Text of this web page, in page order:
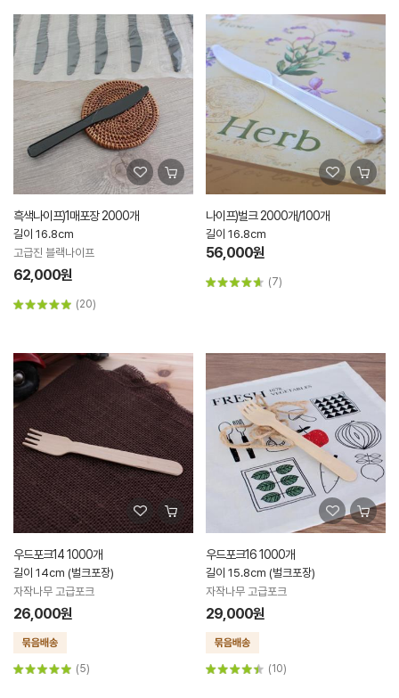
흑색나이프)1매포장 2000개
길이 16.8cm
고급진 블랙나이프
62,000원
(20)
나이프)벌크 2000개/100개
길이 16.8cm
56,000원
(7)
우드포크14 1000개
길이 14cm (벌크포장)
자작나무 고급포크
26,000원
(5)
우드포크16 1000개
길이 15.8cm (벌크포장)
자작나무 고급포크
29,000원
(10)